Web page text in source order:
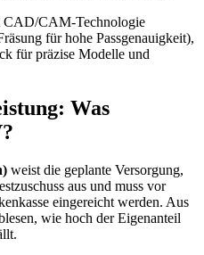
CAD/CAM-Technologie
für hohe Passgenauigkeit),
für präzise Modelle und
Was
weist die geplante Versorgung,
aus und muss vor
eingereicht werden. Aus
wie hoch der Eigenanteil